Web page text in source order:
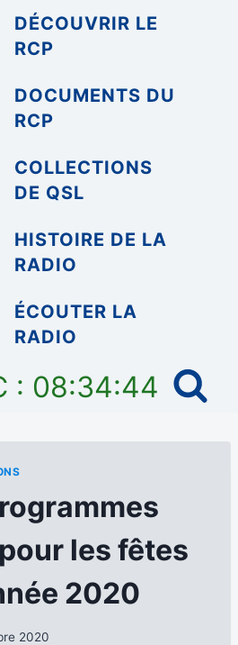
DÉCOUVRIR LE
RCP
DOCUMENTS DU
RCP
COLLECTIONS
DE QSL
HISTOIRE DE LA
RADIO
ÉCOUTER LA
RADIO
: 08:34:44
les fêtes
2020
2020